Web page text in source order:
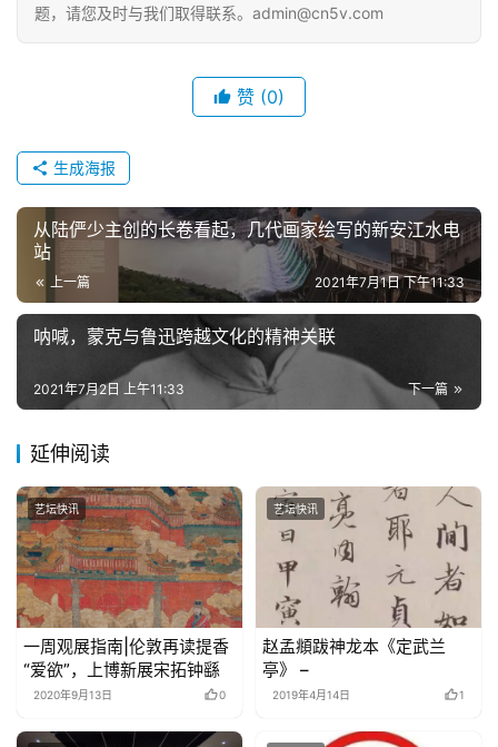
题，请您及时与我们取得联系。admin@cn5v.com
赞 (0)
生成海报
从陆俨少主创的长卷看起，几代画家绘写的新安江水电
站
上一篇 2021年7月1日 下午11:33
呐喊，蒙克与鲁迅跨越文化的精神关联
下一篇
2021年7月2日 上午11:33
延伸阅读
艺坛快讯
一周观展指南|伦敦再读提香
“爱欲”，上博新展宋拓钟繇
2020年9月13日 0
艺坛快讯
赵孟頫跋神龙本《定武兰
亭》 –
2019年4月14日 1